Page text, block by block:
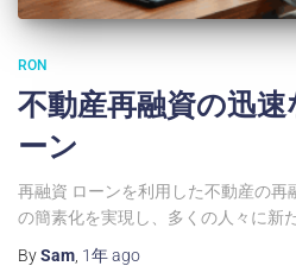
RON
不動産再融資の迅
ーン
再融資 ローンを利用した不動産の再
の簡素化を実現し、多くの人々に新
BySam, 1年ago